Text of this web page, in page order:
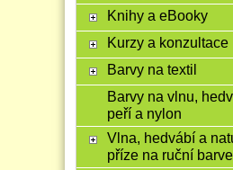
Knihy a eBooky
Kurzy a konzultace
Barvy na textil
Barvy na vlnu,
peří a nylon
Vlna, hedvábí a
příze na ruční